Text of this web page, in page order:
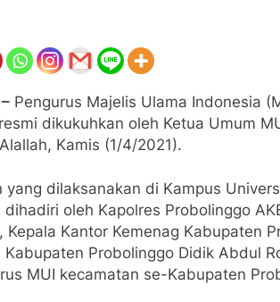
Pengurus Majelis Ulama Indonesia
dikukuhkan oleh Ketua Umum
Kamis (1/4/2021).
yang dilaksanakan di Kampus
dihadiri oleh Kapolres Probolinggo
Kepala Kantor Kemenag Kabupaten
Kabupaten Probolinggo Didik Abdul
MUI kecamatan se-Kabupaten